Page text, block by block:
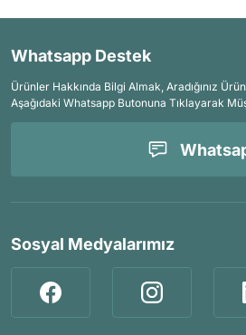
Whatsapp Destek
Ürünler Hakkında Bilgi Almak, Aradığınız
Aşağıdaki Whatsapp Butonuna Tıklayarak
Sosyal Medyalarımız